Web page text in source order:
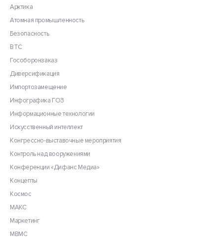
Арктика
Атомная промышленность
Безопасность
ВТС
Гособоронзаказ
Диверсификация
Импортозамещение
Инфографика ГОЗ
Информационные технологии
Искусственный интеллект
Конгрессно-выставочные мероприятия
Контроль над вооружениями
Конференции «Дифанс Медиа»
Концепты
Космос
МАКС
Маркетинг
МВМС